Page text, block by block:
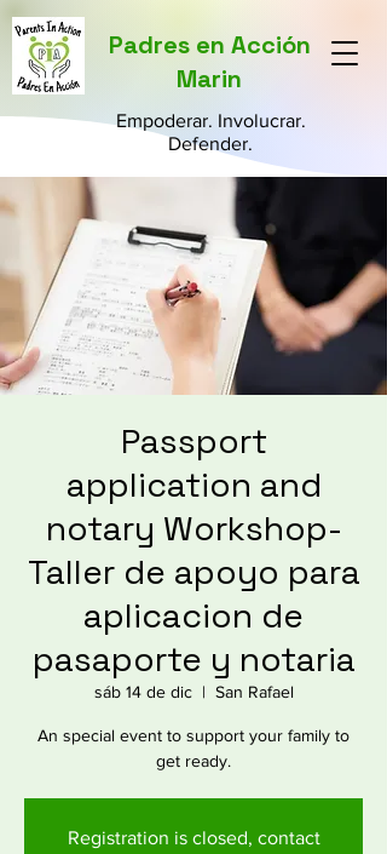
Padres en Acción
Marin
Empoderar. Involucrar.
Defender.
Passport
application and
notary Workshop-
Taller de apoyo para
aplicacion de
pasaporte y notaria
sáb 14 de dic
  |
San Rafael
An special event to support your family to
get ready.
Registration is closed, contact